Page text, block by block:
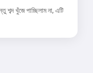
শব্দ খুঁজে পাচ্ছিলাম না, এটি